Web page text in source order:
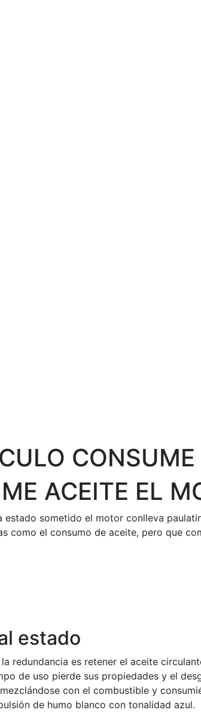
CONSUME
ACEITE EL
sometido el motor conlleva
como el consumo de aceite, pero que
estado
redundancia es retener el aceite
de uso pierde sus propiedades y el
con el combustible y
de humo blanco con tonalidad azul.